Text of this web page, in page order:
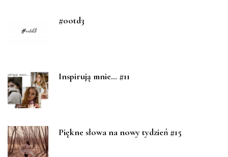
#ootd3
Inspirują mnie… #11
Piękne słowa na nowy tydzień #15